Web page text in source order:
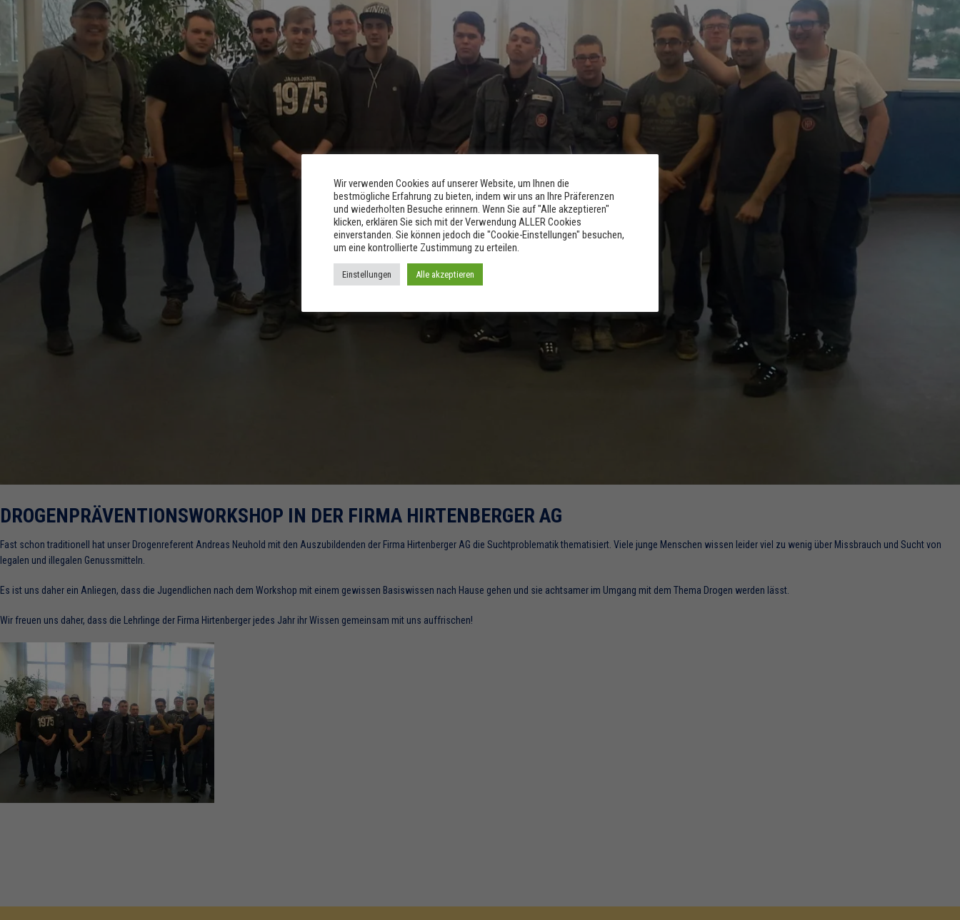
DROGENPRÄVENTIONSWORKSHOP IN DER FIRMA HIRTENBERGER AG
Fast schon traditionell hat unser Drogenreferent Andreas Neuhold mit den Auszubildenden der Firma Hirtenberger AG die Suchtproblematik thematisiert. Viele junge Menschen wissen leider viel zu wenig über Missbrauch und Sucht von
legalen und illegalen Genussmitteln.
Es ist uns daher ein Anliegen, dass die Jugendlichen nach dem Workshop mit einem gewissen Basiswissen nach Hause gehen und sie achtsamer im Umgang mit dem Thema Drogen werden lässt.
Wir freuen uns daher, dass die Lehrlinge der Firma Hirtenberger jedes Jahr ihr Wissen gemeinsam mit uns auffrischen!
Wir verwenden Cookies auf unserer Website, um Ihnen die
bestmögliche Erfahrung zu bieten, indem wir uns an Ihre Präferenzen
und wiederholten Besuche erinnern. Wenn Sie auf "Alle akzeptieren"
klicken, erklären Sie sich mit der Verwendung ALLER Cookies
einverstanden. Sie können jedoch die "Cookie-Einstellungen" besuchen,
um eine kontrollierte Zustimmung zu erteilen.
Einstellungen Alle akzeptieren